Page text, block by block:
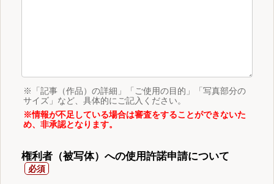
※「記事（作品）の詳細」「ご使用の目的」「写真部分の
サイズ」など、具体的にご記入ください。
※情報が不足している場合は審査をすることができないた
め、非承認となります。
権利者（被写体）への使用許諾申請について